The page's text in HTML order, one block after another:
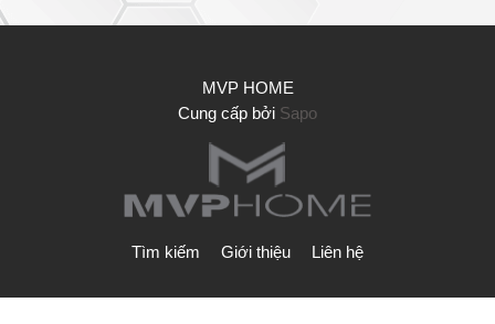
MVP HOME
Cung cấp bởi Sapo
Tìm kiếm Giới thiệu Liên hệ